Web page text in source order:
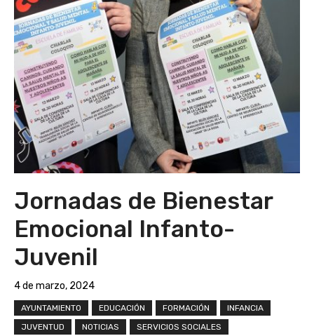
Jornadas de Bienestar
Emocional Infanto-
Juvenil
4 de marzo, 2024
AYUNTAMIENTO EDUCACIÓN FORMACIÓN
INFANCIA
JUVENTUD
NOTICIAS SERVICIOS SOCIALES